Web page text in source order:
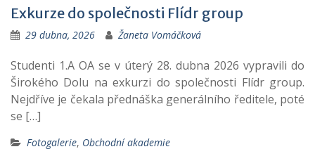
Exkurze do společnosti Flídr group
29 dubna, 2026 Žaneta Vomáčková
Studenti 1.A OA se v úterý 28. dubna 2026 vypravili do
Širokého Dolu na exkurzi do společnosti Flídr group.
Nejdříve je čekala přednáška generálního ředitele, poté
se […]
Fotogalerie, Obchodní akademie